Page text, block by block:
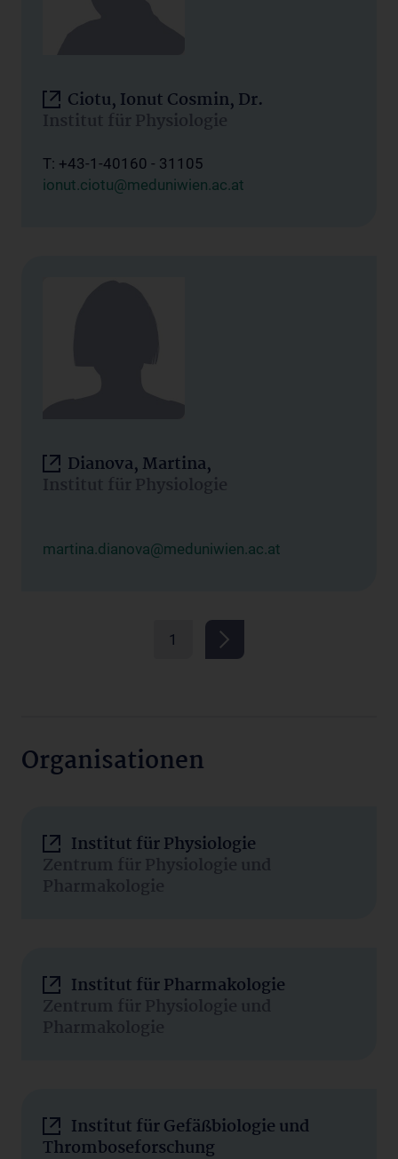
Ciotu, Ionut Cosmin, Dr.
Institut für Physiologie
T: +43-1-40160 - 31105
ionut.ciotu@meduniwien.ac.at
Dianova, Martina,
Institut für Physiologie
martina.dianova@meduniwien.ac.at
1
Organisationen
Institut für Physiologie
Zentrum für Physiologie und
Pharmakologie
Institut für Pharmakologie
Zentrum für Physiologie und
Pharmakologie
Institut für Gefäßbiologie und
Thromboseforschung